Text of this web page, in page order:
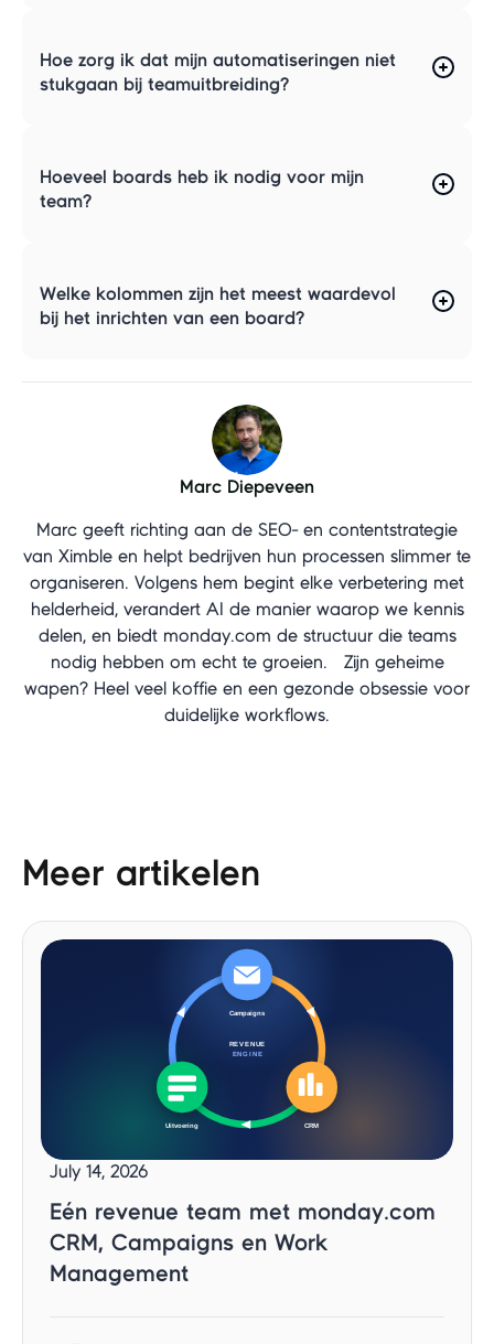
Hoe zorg ik dat mijn automatiseringen niet
stukgaan bij teamuitbreiding?
Hoeveel boards heb ik nodig voor mijn
team?
Welke kolommen zijn het meest waardevol
bij het inrichten van een board?
Marc Diepeveen
Marc geeft richting aan de SEO- en contentstrategie
van Ximble en helpt bedrijven hun processen slimmer te
organiseren. Volgens hem begint elke verbetering met
helderheid, verandert AI de manier waarop we kennis
delen, en biedt monday.com de structuur die teams
nodig hebben om echt te groeien. Zijn geheime
wapen? Heel veel koffie en een gezonde obsessie voor
duidelijke workflows.
Meer artikelen
July 14, 2026
Eén revenue team met monday.com
CRM, Campaigns en Work
Management